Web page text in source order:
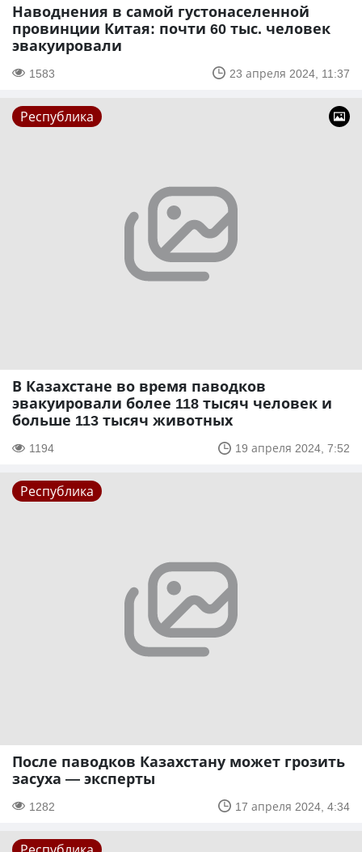
Наводнения в самой густонаселенной
провинции Китая: почти 60 тыс. человек
эвакуировали
1583 23 апреля 2024, 11:37
Республика
В Казахстане во время паводков
эвакуировали более 118 тысяч человек и
больше 113 тысяч животных
1194 19 апреля 2024, 7:52
Республика
После паводков Казахстану может грозить
засуха — эксперты
1282 17 апреля 2024, 4:34